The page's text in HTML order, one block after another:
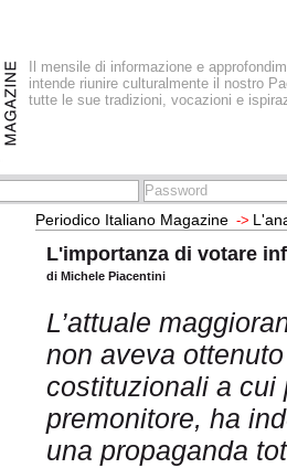
Il mensile di informazione e
intende riunire culturalmente il nostro
tutte le sue tradizioni, vocazioni e
Periodico Italiano Magazine ->
L'importanza di votare
di Michele Piacentini
L’attuale
non aveva
costituzionali a cui
premonitore, ha
una propaganda